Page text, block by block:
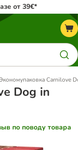
от 39€*
Carnilove
Dog in
по поводу товара